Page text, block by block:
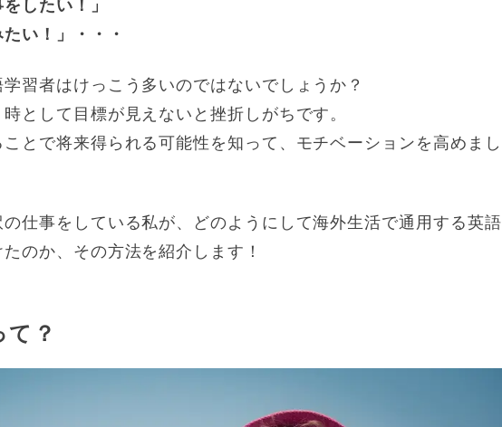
い！」・・・
習者はけっこう多いのではないでしょうか？
として目標が見えないと挫折しがちです。
とで将来得られる可能性を知って、モチベーションを高めまし
仕事をしている私が、どのようにして海外生活で通用する英語
のか、その方法を紹介します！
？